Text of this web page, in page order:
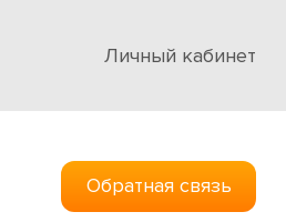
Личный кабинет
Обратная связь